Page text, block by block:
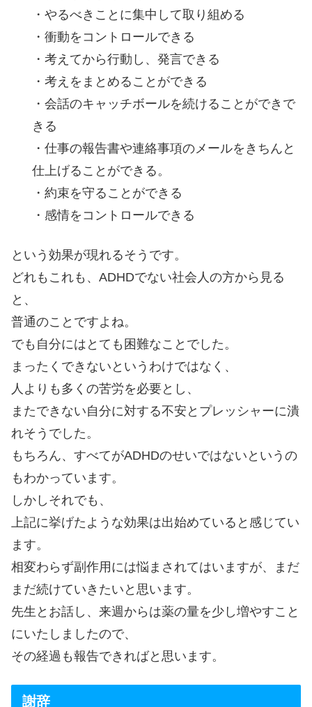
・やるべきことに集中して取り組める
・衝動をコントロールできる
・考えてから行動し、発言できる
・考えをまとめることができる
・会話のキャッチボールを続けることができで
きる
・仕事の報告書や連絡事項のメールをきちんと
仕上げることができる。
・約束を守ることができる
・感情をコントロールできる
という効果が現れるそうです。
どれもこれも、ADHDでない社会人の方から見る
と、
普通のことですよね。
でも自分にはとても困難なことでした。
まったくできないというわけではなく、
人よりも多くの苦労を必要とし、
またできない自分に対する不安とプレッシャーに潰
れそうでした。
もちろん、すべてがADHDのせいではないというの
もわかっています。
しかしそれでも、
上記に挙げたような効果は出始めていると感じてい
ます。
相変わらず副作用には悩まされてはいますが、まだ
まだ続けていきたいと思います。
先生とお話し、来週からは薬の量を少し増やすこと
にいたしましたので、
その経過も報告できればと思います。
謝辞